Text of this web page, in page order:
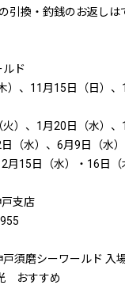
引換・釣銭のお返しは
ド
、11月15日（日）、
）、1月20日（水）、
（水）、6月9日（水）
月15日（水）・16日（
支店
戸須磨シーワールド
おすすめ